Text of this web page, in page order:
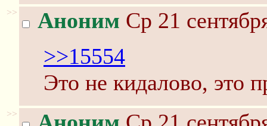
>> Аноним Ср 21
>>15554
Это не кидалово, это
>>